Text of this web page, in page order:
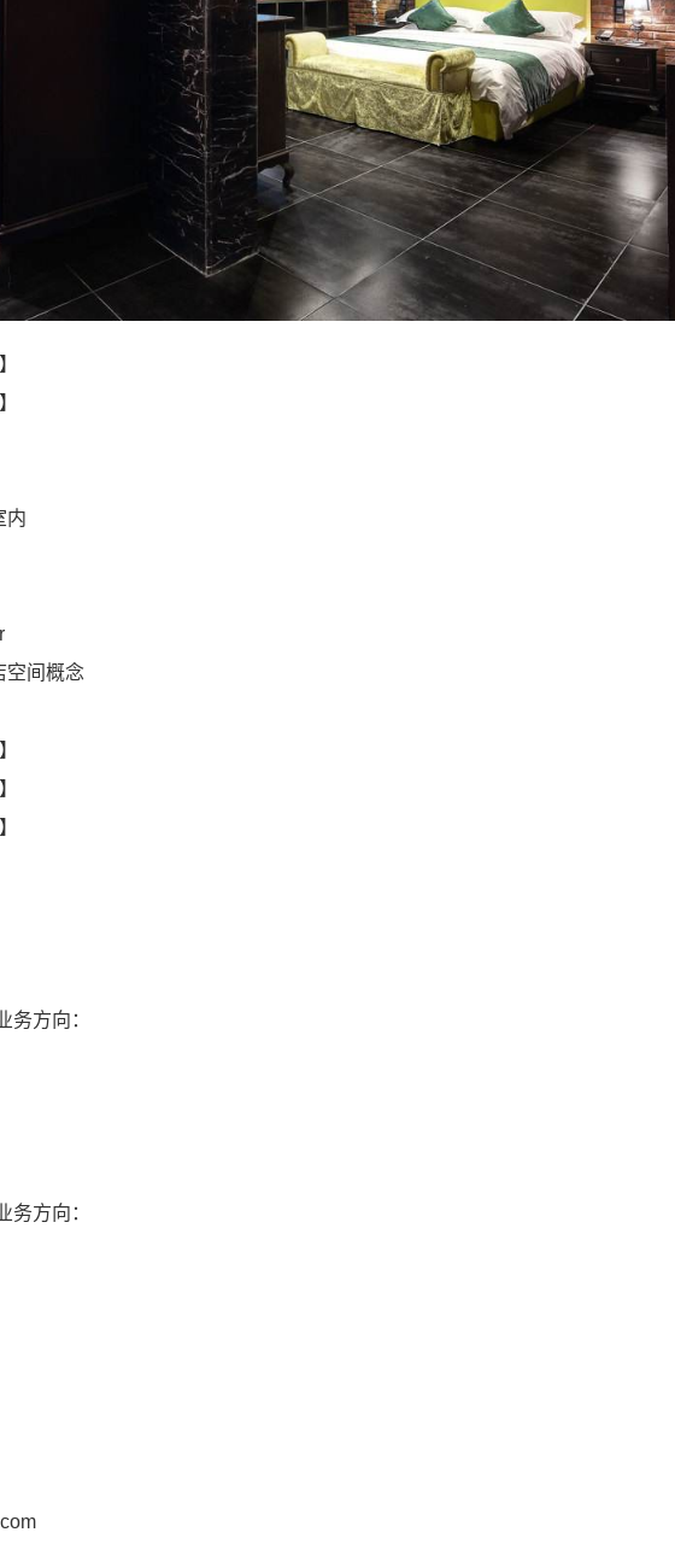
内
空间概念
务方向：
务方向：